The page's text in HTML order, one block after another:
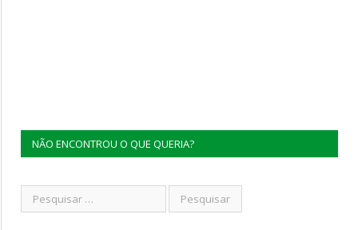
NÃO ENCONTROU O QUE QUERIA?